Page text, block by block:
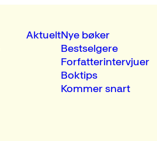
AktueltNye bøker
Bestselgere
Forfatterintervjuer
Boktips
Kommer snart